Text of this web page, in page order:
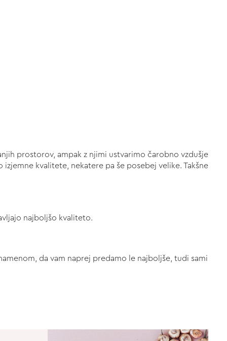
prostorov, ampak z njimi ustvarimo čarobno vzdušje
kvalitete, nekatere pa še posebej velike. Takšne
najboljšo kvaliteto.
da vam naprej predamo le najboljše, tudi sami